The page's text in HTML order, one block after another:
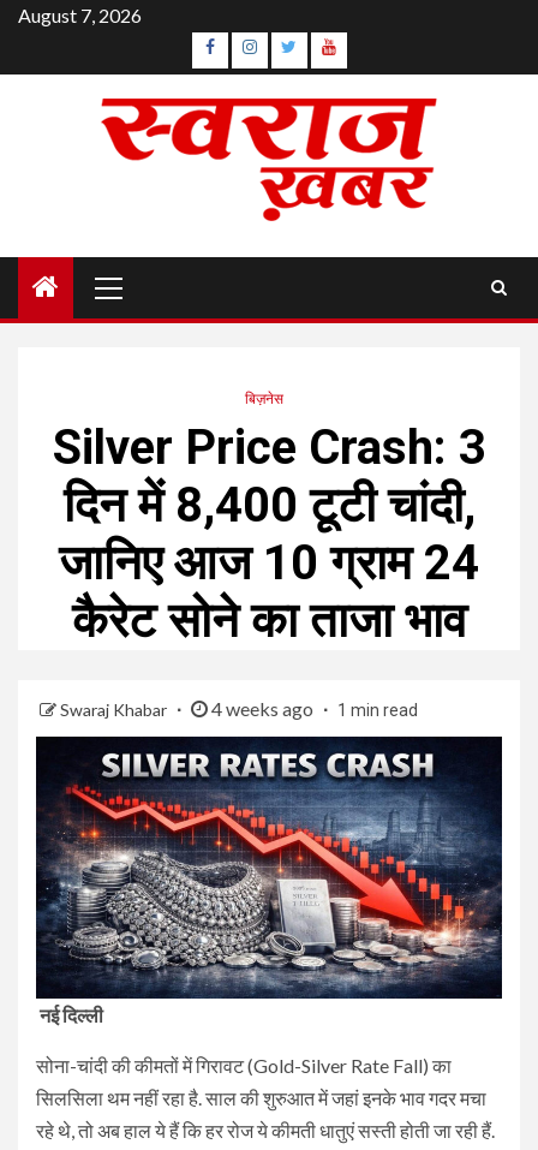
Skip
content
August 7, 2026
Facebook
Instagram
TwitterYouTube
Menu
बिज़नेस
Silver Price Crash: 3
दिन में ₹8,400 टूटी चांदी,
जानिए आज 10 ग्राम 24
कैरेट सोने का ताजा भाव
Swaraj Khabar 4 weeks ago 1 min read
नई दिल्ली
सोना-चांदी की कीमतों में गिरावट (Gold-Silver Rate Fall) का
सिलसिला थम नहीं रहा है. साल की शुरुआत में जहां इनके भाव गदर मचा
रहे थे, तो अब हाल ये हैं कि हर रोज ये कीमती धातुएं सस्ती होती जा रही हैं.